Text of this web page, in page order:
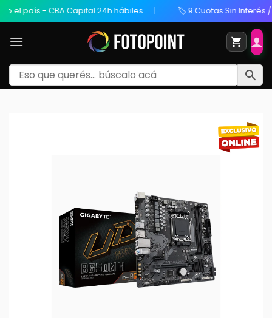
país - CBA Capital 24h hábiles 🏷️ 9 Cuotas Sin Interés /